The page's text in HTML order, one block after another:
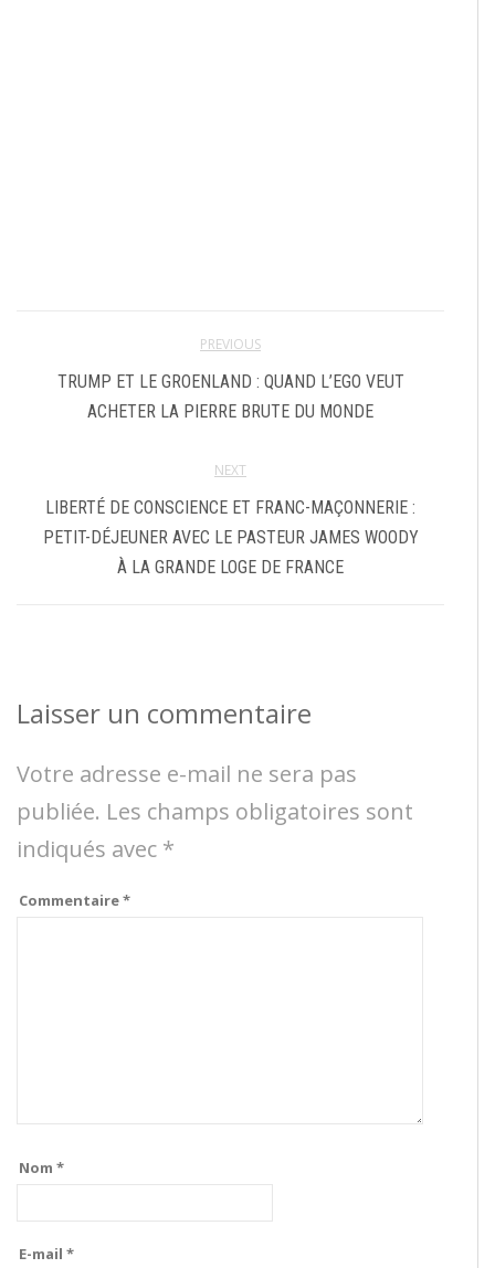
PREVIOUS
TRUMP ET LE GROENLAND : QUAND L’EGO VEUT
ACHETER LA PIERRE BRUTE DU MONDE
NEXT
LIBERTÉ DE CONSCIENCE ET FRANC-MAÇONNERIE :
PETIT-DÉJEUNER AVEC LE PASTEUR JAMES WOODY
À LA GRANDE LOGE DE FRANCE
Laisser un commentaire
Votre adresse e-mail ne sera pas
publiée. Les champs obligatoires sont
indiqués avec *
Commentaire*
Nom *
E-mail *